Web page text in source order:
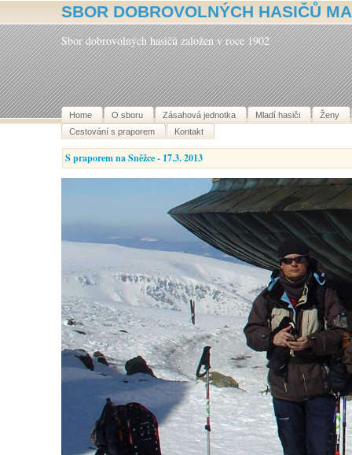
SBOR DOBROVOLNÝCH HASIČŮ
Sbor dobrovolných hasičů založen v roce 1902
Home O sboru Zásahová jednotka Mladí hasiči
Ženy
Cestování s praporem
Kontakt
S praporem na Sněžce - 17.3. 2013